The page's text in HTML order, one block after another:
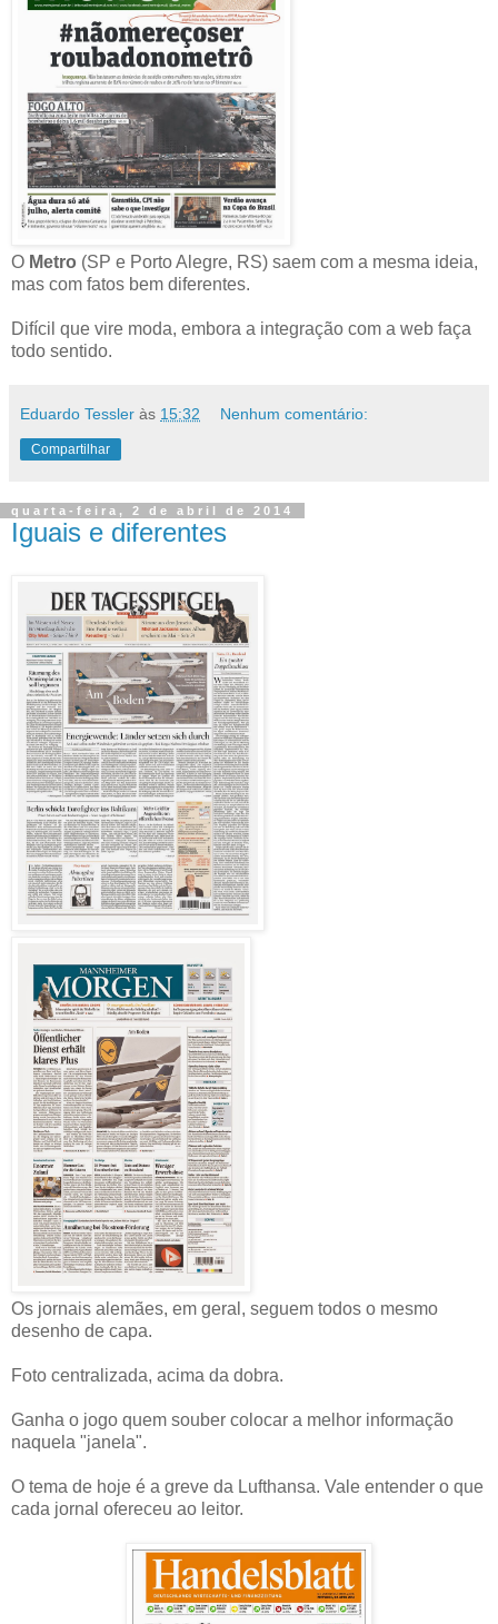
O Metro (SP e Porto Alegre, RS) saem com a mesma ideia,
mas com fatos bem diferentes.
Difícil que vire moda, embora a integração com a web faça
todo sentido.
Eduardo Tessler às 15:32 Nenhum comentário:
Compartilhar
quarta-feira, 2 de abril de 2014
Iguais e diferentes
Os jornais alemães, em geral, seguem todos o mesmo
desenho de capa.
Foto centralizada, acima da dobra.
Ganha o jogo quem souber colocar a melhor informação
naquela "janela".
O tema de hoje é a greve da Lufthansa. Vale entender o que
cada jornal ofereceu ao leitor.